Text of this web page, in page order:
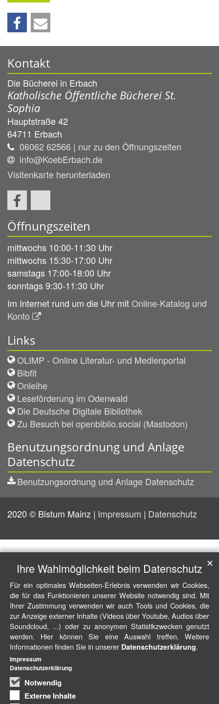
Kontakt
Die Bücherei in Erbach
Katholische Öffentliche Bücherei St.
Sophia
Hauptstraße 42
64711 Erbach
06062 62566 | nur zu den Öffnungszeiten
info@KoebErbach.de
Visitenkarte herunterladen
Öffnungszeiten
mittwochs 10:00-11:30 Uhr
mittwochs 15:30-17:00 Uhr
samstags 17:00-18:00 Uhr
sonntags 9:30-11:30 Uhr
Im Internet rund um die Uhr mitOnline-Katalog und
Konto
Links
OLIMP - Online Literatur- und Medienportal
Bibfit
Onleihe
Leseförderung im Odenwald
Die Deutsche Digitale Bibliothek
Zu Besuch bei openbiblio.social (Mastodon)
Benutzungsordnung und Anlage
Datenschutz
Benutzungsordnung und Anlage Datenschutz
2020 © Bistum Mainz Impressum Datenschutz
Ihre Wahlmöglichkeit beim Datenschutz
Für ein optimales Webseiten-Erlebnis verwenden wir Cookies,
die für das Funktionieren unserer Website notwendig sind. Mit
Ihrer Zustimmung verwenden wir auch Tools und Cookies, die
zur Anzeige externer Inhalte (Videos über Youtube, Audios über
Soundcloud, ...) oder zu anonymen Statistikzwecken genutzt
werden. Hier können Sie eine Auswahl treffen. Weitere
Informationen finden Sie in unserer Datenschutzerklärung.
Notwendig
Externe Inhalte
✕
Impressum
Datenschutzerklärung